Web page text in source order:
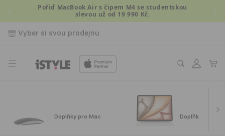
Přejít kPořiď MacBook Air s čipem M4 se studentskou
slevou už od 19 990 Kč.
Vyber si svou prodejnu
Přihlásit
se
Košík
Doplňky pro Mac Doplňky pro